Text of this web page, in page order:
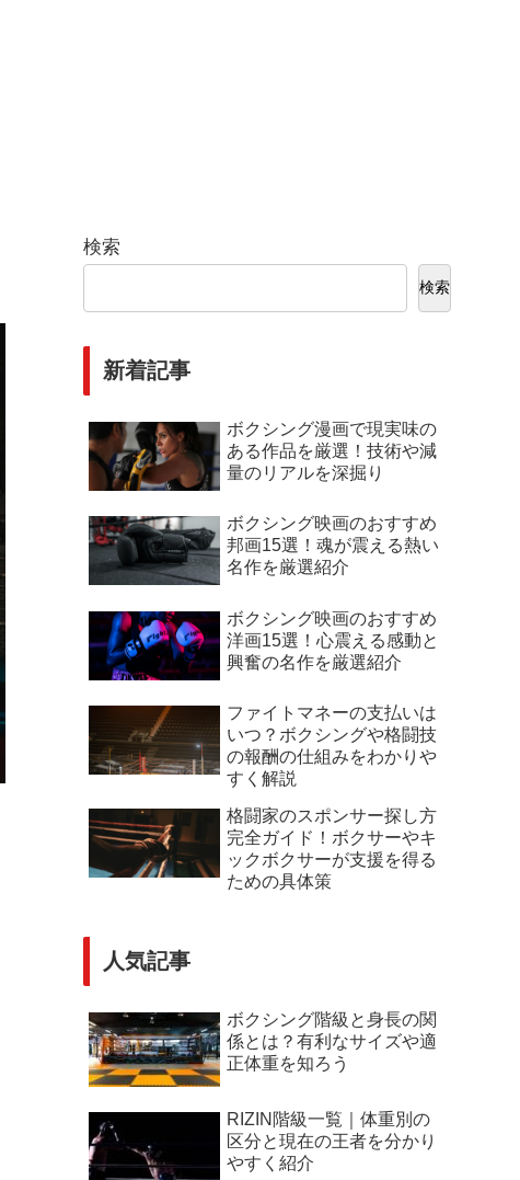
検索
検索
新着記事
ボクシング漫画で現実味の
ある作品を厳選！技術や減
量のリアルを深掘り
ボクシング映画のおすすめ
邦画15選！魂が震える熱い
名作を厳選紹介
ボクシング映画のおすすめ
洋画15選！心震える感動と
興奮の名作を厳選紹介
ファイトマネーの支払いは
いつ？ボクシングや格闘技
の報酬の仕組みをわかりや
すく解説
格闘家のスポンサー探し方
完全ガイド！ボクサーやキ
ックボクサーが支援を得る
ための具体策
人気記事
ボクシング階級と身長の関
係とは？有利なサイズや適
正体重を知ろう
RIZIN階級一覧｜体重別の
区分と現在の王者を分かり
やすく紹介